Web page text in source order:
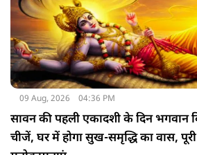
09 Aug, 2026 04:36 PM
सावन की पहली एकादशी के दिन भगवान
चीजें, घर में होगा सुख-समृद्धि का वास, पूरी